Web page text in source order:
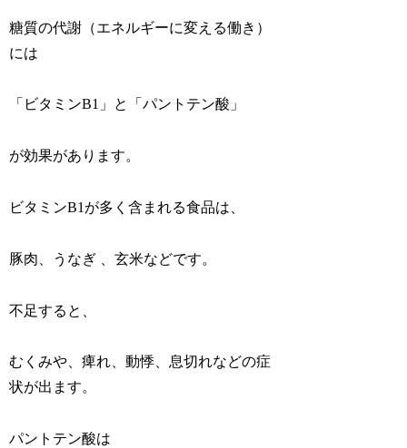
糖質の代謝（エネルギーに変える働き）
には
「ビタミンB1」と「パントテン酸」
が効果があります。
ビタミンB1が多く含まれる食品は、
豚肉、うなぎ 、玄米などです。
不足すると、
むくみや、痺れ、動悸、息切れなどの症
状が出ます。
パントテン酸は